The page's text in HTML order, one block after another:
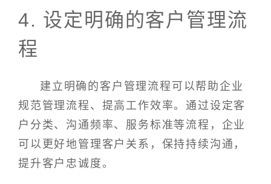
4. 设定明确的客户管理流
程
建立明确的客户管理流程可以帮助企业
规范管理流程、提高工作效率。通过设定客
户分类、沟通频率、服务标准等流程，企业
可以更好地管理客户关系，保持持续沟通，
提升客户忠诚度。